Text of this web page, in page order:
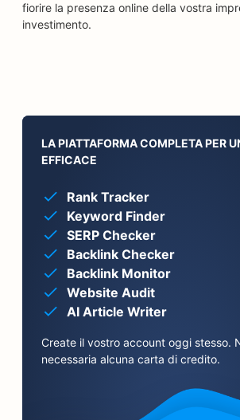
fiorire la presenza online della vostra
investimento.
LA PIATTAFORMA COMPLETA PER
EFFICACE
Rank Tracker
Keyword Finder
SERP Checker
Backlink Checker
Backlink Monitor
Website Audit
AI Article Writer
Create il vostro account oggi stesso.
necessaria alcuna carta di credito.